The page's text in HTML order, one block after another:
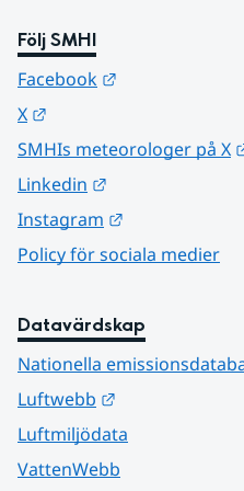
Följ SMHI
Facebook
X
SMHIs meteorologer på X
Linkedin
Instagram
Policy för sociala medier
Datavärdskap
Nationella
Luftwebb
Luftmiljödata
VattenWebb